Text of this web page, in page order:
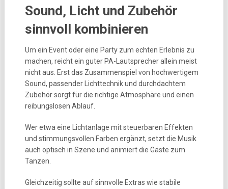
Sound, Licht und Zubehör
sinnvoll kombinieren
Um ein Event oder eine Party zum echten Erlebnis zu
machen, reicht ein guter PA-Lautsprecher allein meist
nicht aus. Erst das Zusammenspiel von hochwertigem
Sound, passender Lichttechnik und durchdachtem
Zubehör sorgt für die richtige Atmosphäre und einen
reibungslosen Ablauf.
Wer etwa eine Lichtanlage mit steuerbaren Effekten
und stimmungsvollen Farben ergänzt, setzt die Musik
auch optisch in Szene und animiert die Gäste zum
Tanzen.
Gleichzeitig sollte auf sinnvolle Extras wie stabile